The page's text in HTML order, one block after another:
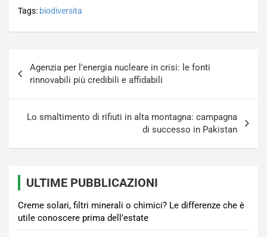
Tags: biodiversita
articoli
Agenzia per l'energia nucleare in crisi: le fonti
rinnovabili più credibili e affidabili
Lo smaltimento di rifiuti in alta montagna: campagna
di successo in Pakistan
ULTIME PUBBLICAZIONI
Creme solari, filtri minerali o chimici? Le differenze che è
utile conoscere prima dell’estate